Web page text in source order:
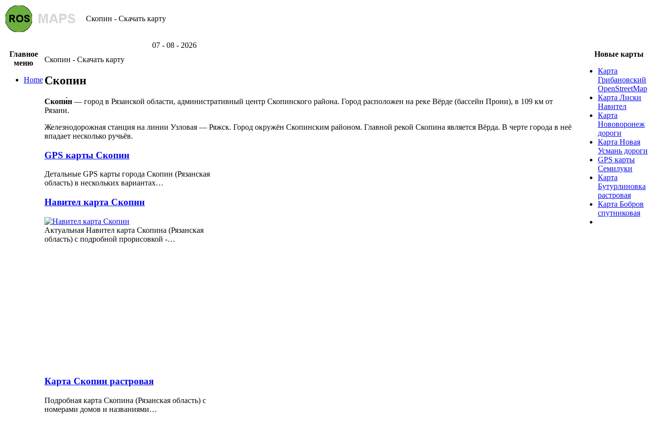
Скопин - Скачать карту
07 - 08 - 2026
Главное
меню
Home
Скопин - Скачать карту
Скопин
Скопи́н — город в Рязанской области, административный центр Скопинского района. Город расположен на реке Вёрде (бассейн Прони), в 109 км от
Рязани.
Железнодорожная станция на линии Узловая — Ряжск. Город окружён Скопинским районом. Главной рекой Скопина является Вёрда. В черте города в неё
впадает несколько ручьёв.
GPS карты Скопин
Детальные GPS карты города Скопин (Рязанская
область) в нескольких вариантах…
Навител карта Скопин
Актуальная Навител карта Скопина (Рязанская
область) с подробной прорисовкой -…
Карта Скопин растровая
Подробная карта Скопина (Рязанская область) с
номерами домов и названиями…
Новые карты
Карта
Грибановский
OpenStreetMap
Карта Лиски
Навител
Карта
Нововоронеж
дороги
Карта Новая
Усмань дороги
GPS карты
Семилуки
Карта
Бутурлиновка
растровая
Карта Бобров
спутниковая